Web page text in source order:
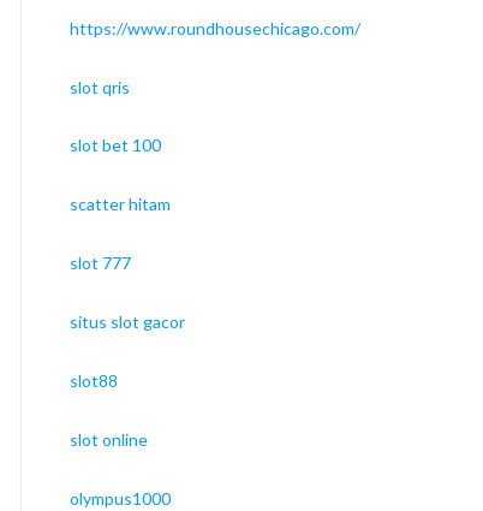
https://www.roundhousechicago.com/
slot qris
slot bet 100
scatter hitam
slot 777
situs slot gacor
slot88
slot online
olympus1000